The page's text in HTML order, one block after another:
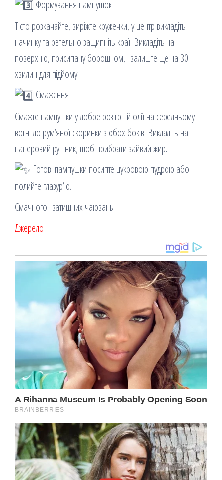
Формування пампушок
Тісто розкачайте, виріжте кружечки, у центр викладіть
начинку та ретельно защипніть краї. Викладіть на
поверхню, присипану борошном, і залиште ще на 30
хвилин для підйому.
Смаження
Смажте пампушки у добре розігрітій олії на середньому
вогні до рум’яної скоринки з обох боків. Викладіть на
паперовий рушник, щоб прибрати зайвий жир.
Готові пампушки посипте цукровою пудрою або
полийте глазур’ю.
Смачного і затишних чаювань!
Джерело